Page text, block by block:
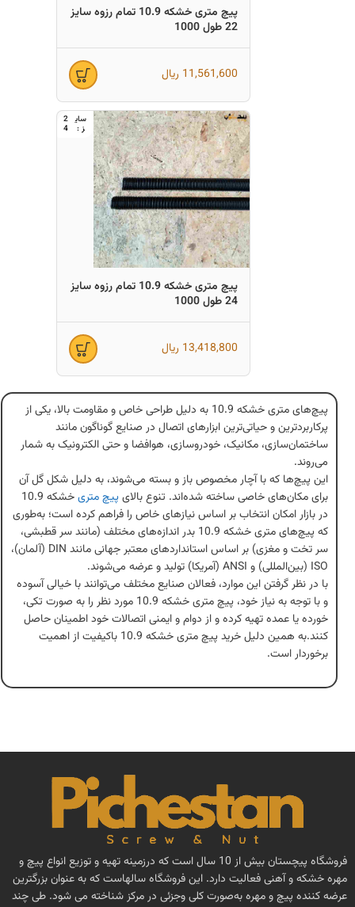
پیچ متری خشکه 10.9 تمام رزوه سایز
22 طول 1000
11,561,600 ریال
2
4
پیچ متری خشکه 10.9 تمام رزوه سایز
24 طول 1000
13,418,800 ریال
پیچ‌های متری خشکه 10.9 به دلیل طراحی خاص و مقاومت بالا، یکی از
پرکاربردترین و حیاتی‌ترین ابزارهای اتصال در صنایع گوناگون مانند
ساختمان‌سازی، مکانیک، خودروسازی، هوافضا و حتی الکترونیک به شمار
می‌روند.
این پیچ‌ها که با آچار مخصوص باز و بسته می‌شوند، به دلیل شکل گل آن
برای مکان‌های خاصی ساخته شده‌اند. تنوع بالایپیچ متری
خشکه 10.9
در بازار امکان انتخاب بر اساس نیازهای خاص را فراهم کرده است؛ به‌طوری
که پیچ‌های متری خشکه 10.9 بدر اندازه‌های مختلف (مانند سر قطبشی،
سر تخت و مغزی) بر اساس استانداردهای معتبر جهانی مانند DIN (آلمان)،
ISO (بین‌المللی) و ANSI (آمریکا) تولید و عرضه می‌شوند.
با در نظر گرفتن این موارد، فعالان صنایع مختلف می‌توانند با خیالی آسوده
و با توجه به نیاز خود، پیچ متری خشکه 10.9 مورد نظر را به صورت تکی،
خورده یا عمده تهیه کرده و از دوام و ایمنی اتصالات خود اطمینان حاصل
کنند.به همین دلیل خرید پیچ متری خشکه 10.9 باکیفیت از اهمیت
برخوردار است.
فروشگاه پیچستان بیش از 10 سال است که درزمینه تهیه و توزیع انواع پیچ و
مهره خشکه و آهنی فعالیت دارد. این فروشگاه سالهاست که به عنوان بزرگترین
عرضه کننده پیچ و مهره به‌صورت کلی وجزئی در مرکز شناخته می شود. طی چند